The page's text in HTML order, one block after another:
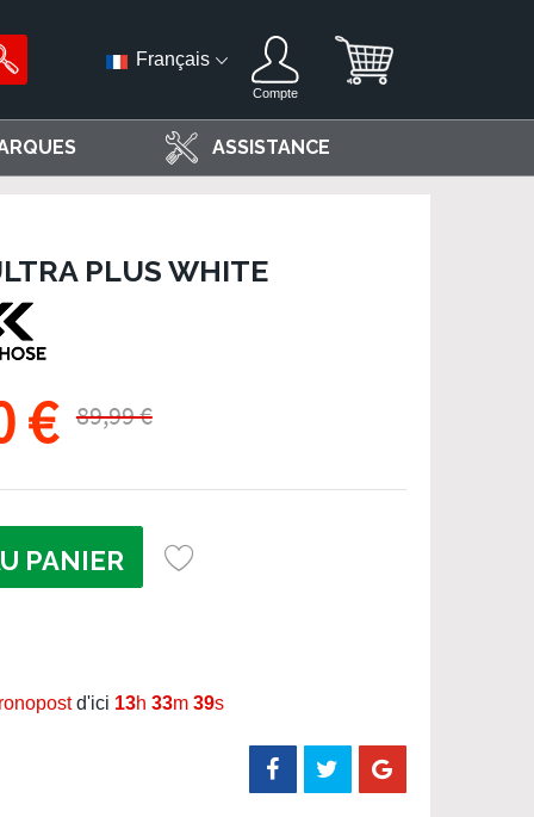
Français
Compte
ASSISTANCE
PLUS WHITE
€ 89,99 €
PANIER
d'ici 13h 33m 38s